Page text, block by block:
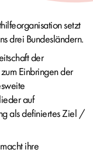
setzt
drei Bundesländern.
der
Einbringen der
auf
als definiertes Ziel /
ihre